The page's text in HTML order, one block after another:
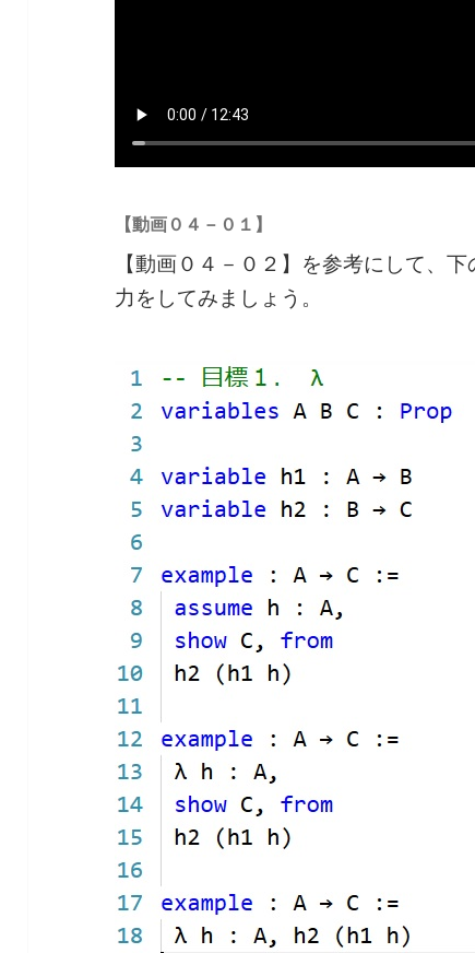
【動画０４－０１】
【動画０４－０２】を参考にして、
力をしてみましょう。